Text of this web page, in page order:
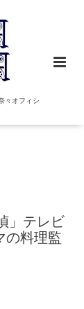
々オフィシ
」テレビ
料理監